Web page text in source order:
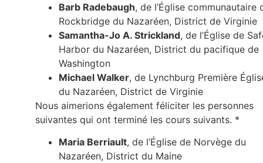
Barb Radebaugh, de l’Église communautaire
Rockbridge du Nazaréen, District de Virginie
Samantha-Jo A. Strickland, de l’Église de
Harbor du Nazaréen, District du pacifique de
Washington
Michael Walker, de Lynchburg Première
du Nazaréen, District de Virginie
Nous aimerions également féliciter les personnes
suivantes qui ont terminé les cours suivants. *
Maria Berriault, de l’Église de Norvège du
Nazaréen, District du Maine